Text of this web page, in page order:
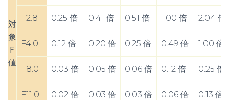
対
象
Ｆ
値
F2.8 0.25 倍 0.41 倍 0.51 倍 1.00 倍 2.04 倍
F4.0 0.12 倍 0.20 倍 0.25 倍 0.49 倍 1.00 倍
F8.0 0.03 倍 0.05 倍 0.06 倍 0.12 倍 0.25 倍
F11.0 0.02 倍 0.03 倍 0.03 倍 0.06 倍 0.13 倍